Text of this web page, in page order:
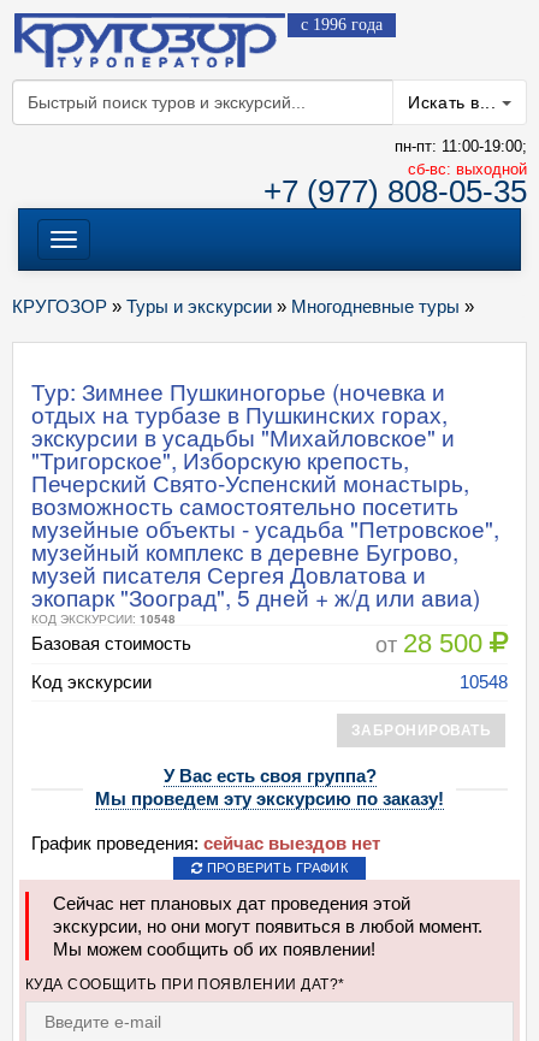
с 1996 года
Искать в...
пн-пт: 11:00-19:00;
cб-вс: выходной
+7 (977) 808-05-35
Меню
КРУГОЗОР » Туры и экскурсии » Многодневные туры »
Тур: Зимнее Пушкиногорье (ночевка и
отдых на турбазе в Пушкинских горах,
экскурсии в усадьбы "Михайловское" и
"Тригорское", Изборскую крепость,
Печерский Свято-Успенский монастырь,
возможность самостоятельно посетить
музейные объекты - усадьба "Петровское",
музейный комплекс в деревне Бугрово,
музей писателя Сергея Довлатова и
экопарк "Зооград", 5 дней + ж/д или авиа)
КОД ЭКСКУРСИИ: 10548
Базовая стоимость от 28 500
Код экскурсии 10548
ЗАБРОНИРОВАТЬ
У Вас есть своя группа?
Мы проведем эту экскурсию по заказу!
График проведения: сейчас выездов нет
ПРОВЕРИТЬ ГРАФИК
Сейчас нет плановых дат проведения этой
экскурсии, но они могут появиться в любой момент.
Мы можем сообщить об их появлении!
КУДА СООБЩИТЬ ПРИ ПОЯВЛЕНИИ ДАТ?*